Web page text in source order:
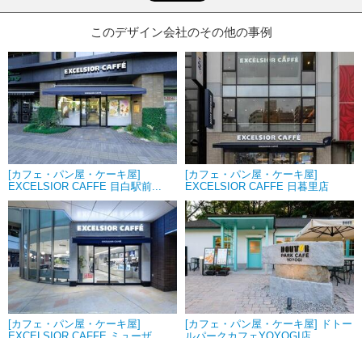
このデザイン会社のその他の事例
[カフェ・パン屋・ケーキ屋]
EXCELSIOR CAFFE 目白駅前...
[カフェ・パン屋・ケーキ屋]
EXCELSIOR CAFFE 日暮里店
[カフェ・パン屋・ケーキ屋]
[カフェ・パン屋・ケーキ屋] ドトー